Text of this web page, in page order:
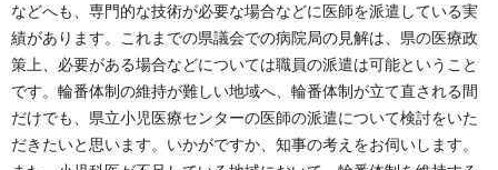
などへも、専門的な技術が必要な場合などに医師を派遣している実
績があります。これまでの県議会での病院局の見解は、県の医療政
策上、必要がある場合などについては職員の派遣は可能ということ
です。輪番体制の維持が難しい地域へ、輪番体制が立て直される間
だけでも、県立小児医療センターの医師の派遣について検討をいた
だきたいと思います。いかがですか、知事の考えをお伺いします。